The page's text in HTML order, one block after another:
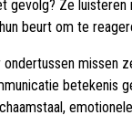
gevolg? Ze
beurt om te
missen
betekenis